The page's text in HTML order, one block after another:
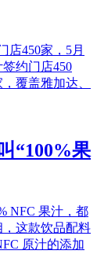
店450家，5月
约门店450
覆盖雅加达、
“100%果
NFC 果汁，都
这款饮品配料
原汁的添加